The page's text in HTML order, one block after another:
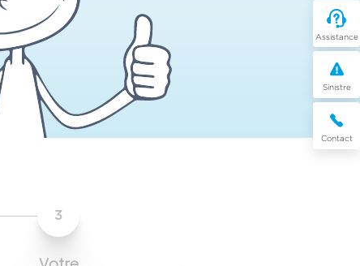
Assistance
Sinistre
Contact
3